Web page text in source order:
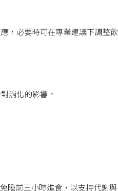
，必要時可在專業建議下調整飲
消化的影響。
睡前三小時進食，以支持代謝與